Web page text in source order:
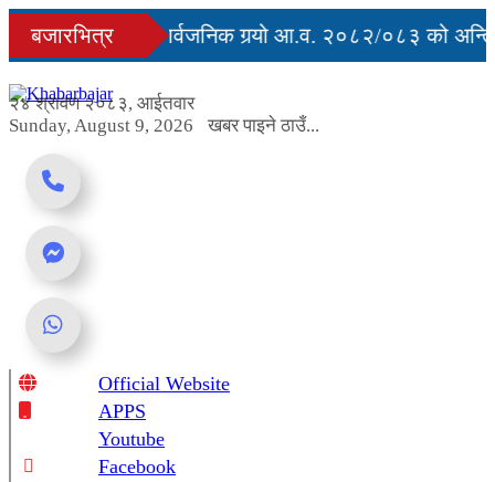
Skip
content
बजारभित्र
सरकारले सार्वजनिक गर्‍यो आ.व. २०८२/०८३ को अन्तिम
२४ श्रावण २०८३, आईतवार
Sunday, August 9, 2026
खबर पाइने ठाउँ...
Online News Portal
Official Website
APPS
Youtube
Facebook